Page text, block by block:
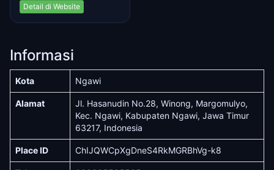
Detail di Website
Informasi
Kota Ngawi
Alamat
Jl. Hasanudin No.28, Winong, Margomulyo,
Kec. Ngawi, Kabupaten Ngawi, Jawa Timur
63217, Indonesia
Place ID ChIJQWCpXgDneS4RkMGRBhVg-k8